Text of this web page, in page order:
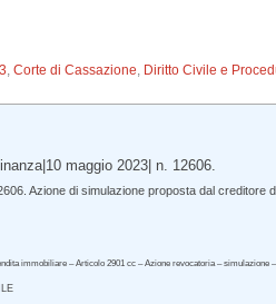
,Corte di Cassazione, Diritto Civile e
maggio 2023| n. 12606.
Azione di simulazione proposta dal creditore
immobiliare – Articolo 2901 cc – Azione revocatoria –